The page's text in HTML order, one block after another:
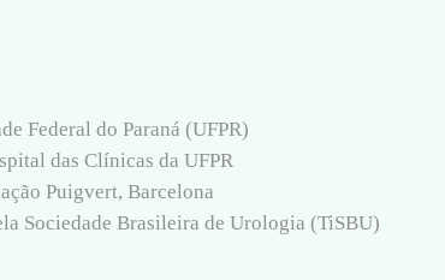
Federal do Paraná (UFPR)
das Clínicas da UFPR
Puigvert, Barcelona
Sociedade Brasileira de Urologia (TiSBU)